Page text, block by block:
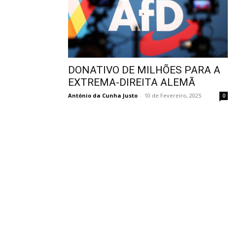
DONATIVO DE MILHÕES PARA A
EXTREMA-DIREITA ALEMÃ
António da Cunha Justo - 10 de Fevereiro, 2025 0